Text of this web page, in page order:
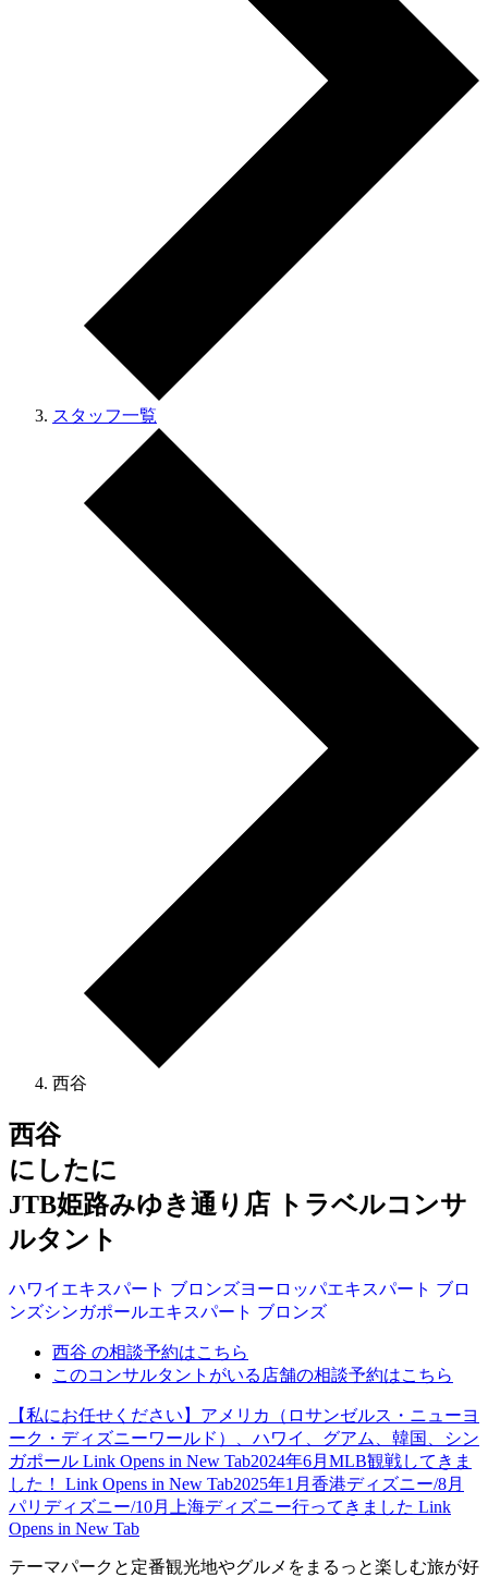
スタッフ一覧
西谷
西谷
にしたに
JTB姫路みゆき通り店 トラベルコンサ
ルタント
ハワイ エキスパート ブロンズヨーロッパエキスパート ブロ
ンズシンガポールエキスパート ブロンズ
西谷 の相談予約はこちら
このコンサルタントがいる店舗の相談予約はこちら
【私にお任せください】アメリカ（ロサンゼルス・ニューヨ
ーク・ディズニーワールド）、ハワイ、グアム、韓国、シン
ガポール Link Opens in New Tab2024年6月MLB観戦してきま
した！
Link Opens in New Tab2025年1月香港ディズニー/8月
パリディズニー/10月上海ディズニー行ってきました Link
Opens in New Tab
テーマパークと定番観光地やグルメをまるっと楽しむ旅が好